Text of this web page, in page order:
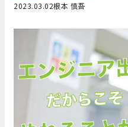
2023.03.02根本 慎吾